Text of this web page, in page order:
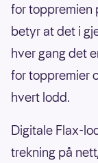
for toppremien
betyr at det i
hver gang det
for toppremier
hvert lodd.
Digitale Flax-
trekning på